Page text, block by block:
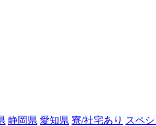
静岡県 愛知県 寮/社宅あり スペ